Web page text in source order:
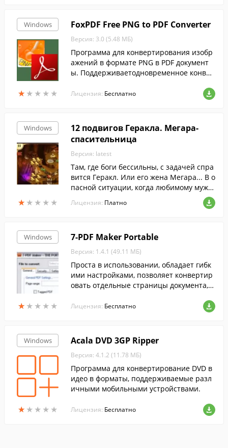
Windows
★ ★ ★ ★ ★
★ ★ ★ ★ ★
FoxPDF Free PNG to PDF Converter
Версия: 3.0 (5.48 МБ)
Программа для конвертирования изобр
ажений в формате PNG в PDF документ
ы. Поддерживаетодновременное конвер
Лицензия: Бесплатно
Windows
★ ★ ★ ★ ★
★ ★ ★ ★ ★
12 подвигов Геракла. Мегара-
спасительница
Версия: latest
Там, где боги бессильны, с задачей спра
вится Геракл. Или его жена Мегара... В о
пасной ситуации, когда любимому мужу
угрожала опасность, она показала себя х
раброй и мудрой воительницей.
Лицензия: Платно
Windows
★ ★ ★ ★ ★
★ ★ ★ ★ ★
7-PDF Maker Portable
Версия: 1.4.1 (49.11 МБ)
Проста в использовании, обладает гибк
ими настройками, позволяет конвертир
овать отдельные страницы документа, в
од шифрования.
Лицензия: Бесплатно
Windows
★ ★ ★ ★ ★
★ ★ ★ ★ ★
Acala DVD 3GP Ripper
Версия: 4.1.2 (11.78 МБ)
Программа для конвертирование DVD в
идео в форматы, поддерживаемые разл
ичными мобильными устройствами.
Лицензия: Бесплатно